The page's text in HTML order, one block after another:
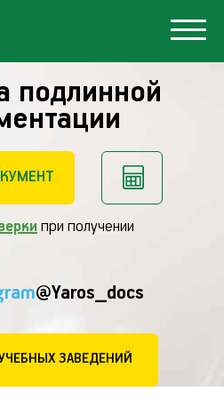
подлинной
при получении
@Yaros_docs
ЗАВЕДЕНИЙ